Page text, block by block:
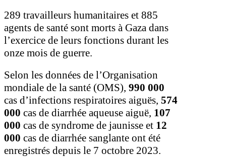
289 travailleurs humanitaires et 885
agents de santé sont morts à Gaza dans
l’exercice de leurs fonctions durant les
onze mois de guerre.
Selon les données de l’Organisation
mondiale de la santé (OMS), 990 000
cas d’infections respiratoires aiguës, 574
000 cas de diarrhée aqueuse aiguë, 107
000 cas de syndrome de jaunisse et 12
000 cas de diarrhée sanglante ont été
enregistrés depuis le 7 octobre 2023.